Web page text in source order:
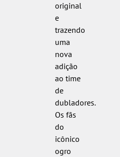
original
e
trazendo
uma
nova
adição
ao time
de
dubladores.
Os fãs
do
icônico
ogro